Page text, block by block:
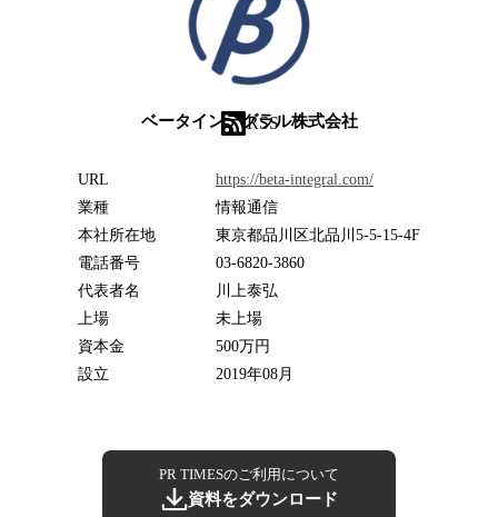
ベータインテグラル株式会社
RSS
URL
https://beta-integral.com/
業種
情報通信
本社所在地
東京都品川区北品川5-5-15-4F
電話番号
03-6820-3860
代表者名
川上泰弘
上場
未上場
資本金
500万円
設立
2019年08月
PR TIMESのご利用について
資料をダウンロード